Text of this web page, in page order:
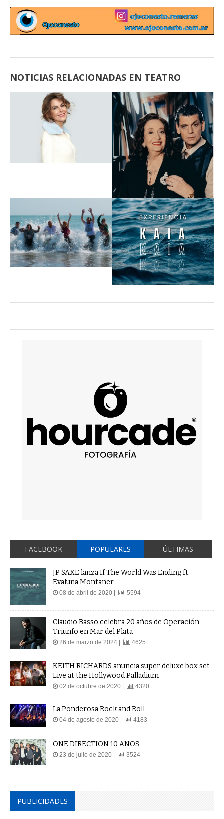
NOTICIAS RELACIONADAS EN TEATRO
FACEBOOK POPULARES ÚLTIMAS
JP SAXE lanza If The World Was Ending ft.
Evaluna Montaner
08 de abril de 2020 | 5594
Claudio Basso celebra 20 años de Operación
Triunfo en Mar del Plata
26 de marzo de 2024 | 4625
KEITH RICHARDS anuncia super deluxe box set
Live at the Hollywood Palladium
02 de octubre de 2020 | 4320
La Ponderosa Rock and Roll
04 de agosto de 2020 | 4183
ONE DIRECTION 10 AÑOS
23 de julio de 2020 | 3524
PUBLICIDADES